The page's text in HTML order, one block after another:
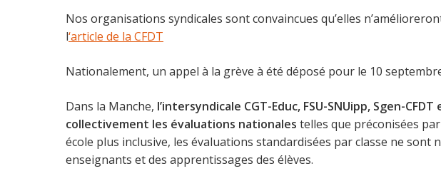
Nos organisations syndicales sont convaincues qu’elles
l‘article de la CFDT
Nationalement, un appel à la grève à été déposé pour le 10
Dans la Manche, l’intersyndicale CGT-Educ, FSU-SNUipp, Sgen-
collectivement les évaluations nationales telles que préconisées
école plus inclusive, les évaluations standardisées par classe ne
enseignants et des apprentissages des élèves.